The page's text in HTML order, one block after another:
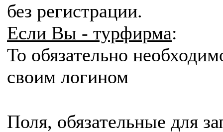
без регистрации.
Если Вы - турфирма:
То обязательно
своим логином
Поля, обязательные для